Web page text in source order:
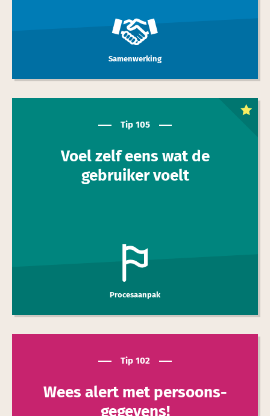
Samenwerking
Dit is een
Tip 105
Voel zelf eens wat de
gebruiker voelt
Procesaanpak
Tip 102
Wees alert met persoons­
gegevens!